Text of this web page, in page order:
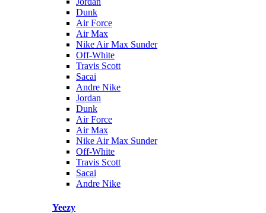
Dunk
Air Force
Air Max
Nike Air Max Sunder
Off-White
Travis Scott
Sacai
Andre Nike
Jordan
Dunk
Air Force
Air Max
Nike Air Max Sunder
Off-White
Travis Scott
Sacai
Andre Nike
Yeezy